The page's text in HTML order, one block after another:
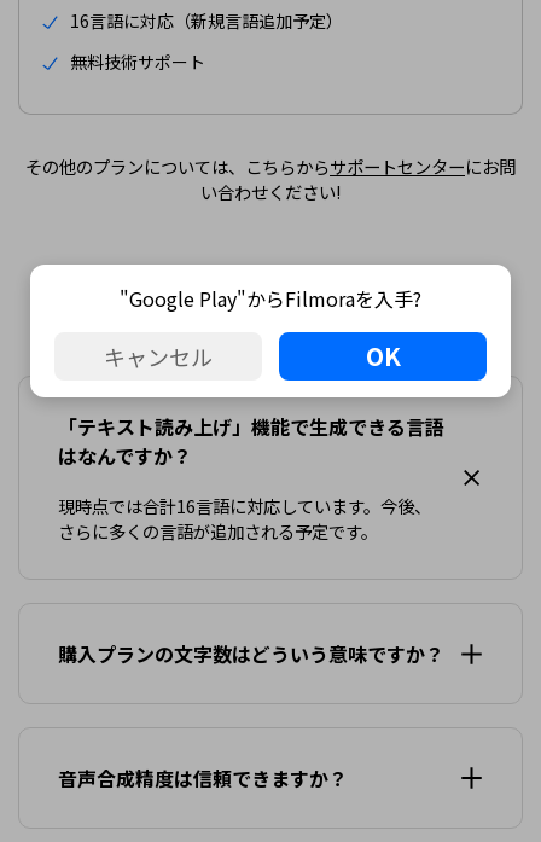
16言語に対応（新規言語追加予定）
無料技術サポート
その他のプランについては、こちらからサポートセンターにお問
い合わせください!
よくあるご質問
「テキスト読み上げ」機能で生成できる言語
はなんですか？
現時点では合計16言語に対応しています。今後、
さらに多くの言語が追加される予定です。
購入プランの文字数はどういう意味ですか？
音声合成精度は信頼できますか？
"Google Play"からFilmoraを入手?
キャンセル OK